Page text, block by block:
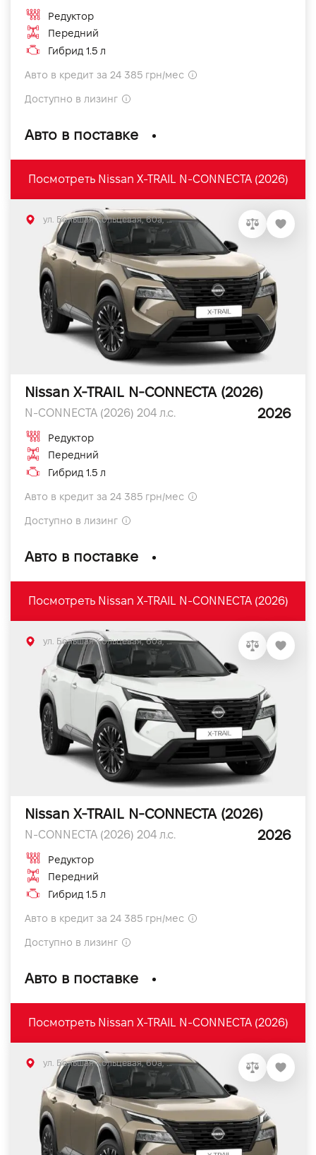
Редуктор
Передний
Гибрид 1.5 л
Авто в кредит за 24 385 грн/мес
Доступно в лизинг
Авто в поставке
Посмотреть Nissan X-TRAIL N-CONNECTA (2026)
Nissan X-TRAIL N-CONNECTA (2026)
N-CONNECTA (2026) 204 л.с. 2026
Редуктор
Передний
Гибрид 1.5 л
Авто в кредит за 24 385 грн/мес
Доступно в лизинг
Авто в поставке
ул. Большая Кольцевая, 60а, Софиевская Борщаговка, Киевская обл.
Посмотреть Nissan X-TRAIL N-CONNECTA (2026)
Nissan X-TRAIL N-CONNECTA (2026)
N-CONNECTA (2026) 204 л.с. 2026
Редуктор
Передний
Гибрид 1.5 л
Авто в кредит за 24 385 грн/мес
Доступно в лизинг
Авто в поставке
ул. Большая Кольцевая, 60а, Софиевская Борщаговка, Киевская обл.
Посмотреть Nissan X-TRAIL N-CONNECTA (2026)
ул. Большая Кольцевая, 60а, Софиевская Борщаговка, Киевская обл.